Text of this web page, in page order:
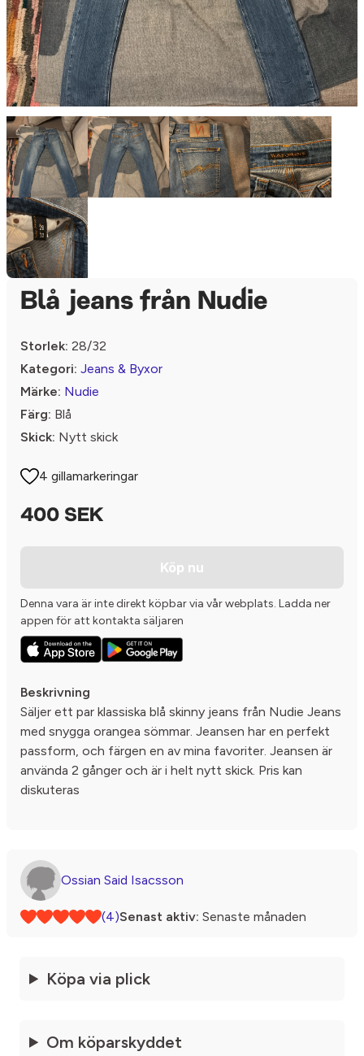
Blå jeans från Nudie
Storlek: 28/32
Kategori: Jeans & Byxor
Märke: Nudie
Färg: Blå
Skick: Nytt skick
4 gillamarkeringar
400 SEK
Köp nu
Denna vara är inte direkt köpbar via vår webplats. Ladda ner
appen för att kontakta säljaren
Beskrivning
Säljer ett par klassiska blå skinny jeans från Nudie Jeans
med snygga orangea sömmar. Jeansen har en perfekt
passform, och färgen en av mina favoriter. Jeansen är
använda 2 gånger och är i helt nytt skick. Pris kan
diskuteras
Ossian Said Isacsson
(4)Senast aktiv: Senaste månaden
Köpa via plick
Om köparskyddet